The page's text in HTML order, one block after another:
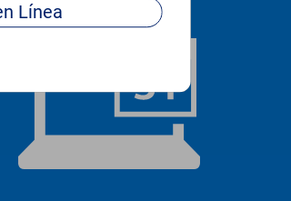
Continúe para entrar en la Banca en Línea